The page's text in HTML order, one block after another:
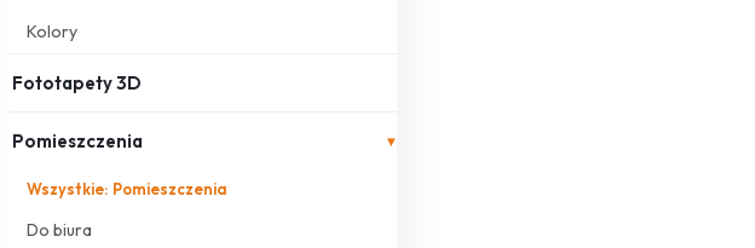
Kolory
Fototapety 3D
Pomieszczenia ▾
Wszystkie: Pomieszczenia
Do biura